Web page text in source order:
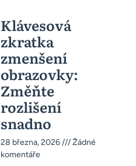
Klávesová
zkratka
zmenšení
obrazovky:
Změňte
rozlišení
snadno
28 března, 2026
Žádné
komentáře